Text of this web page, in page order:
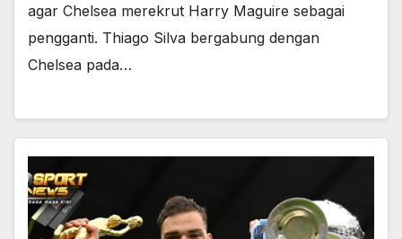
agar Chelsea merekrut Harry Maguire sebagai
pengganti. Thiago Silva bergabung dengan
Chelsea pada…